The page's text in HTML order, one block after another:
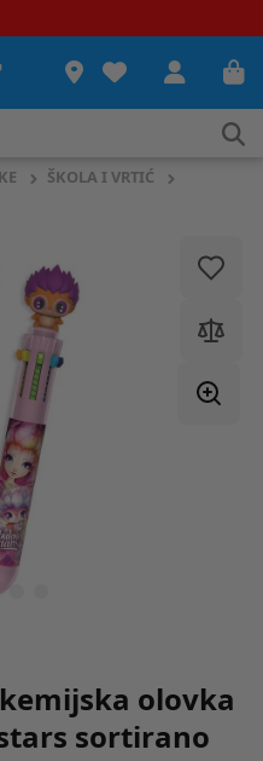
ŠKOLA I VRTIĆ
kemijska olovka
sortirano